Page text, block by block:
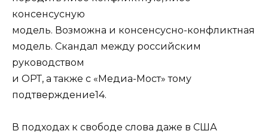
консенсусную
модель. Возможна и консенсусно-конфликтная
модель. Скандал между российским
руководством
и ОРТ, а также с «Медиа-Мост» тому
подтверждение14.
В подходах к свободе слова даже в США